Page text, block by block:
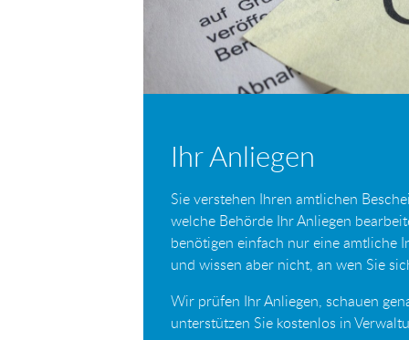
Ihr Anliegen
Sie verstehen Ihren amtlichen
welche Behörde Ihr Anliegen
benötigen einfach nur eine amtliche
und wissen aber nicht, an wen Sie
Wir prüfen Ihr Anliegen, schauen
unterstützen Sie kostenlos in